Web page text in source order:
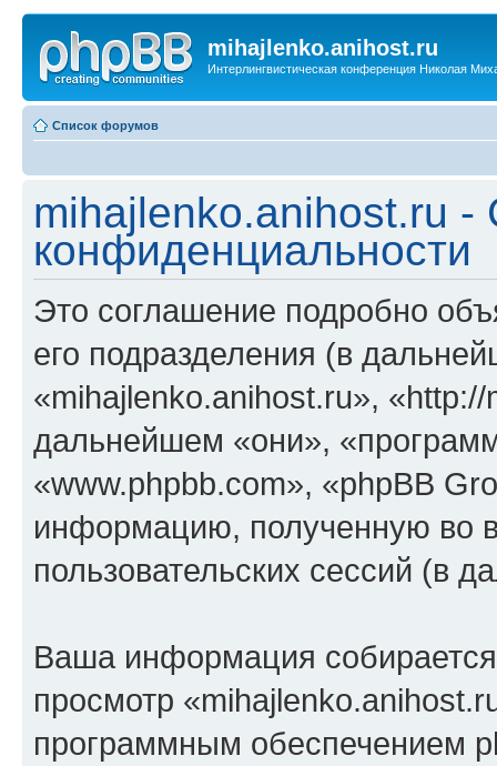
mihajlenko.anihost.ru
Интерлингвистическая конференция Николая
Список форумов
mihajlenko.anihost.ru -
конфиденциальности
Это соглашение подробно
его подразделения (в
«mihajlenko.anihost.ru»,
дальнейшем «они»,
«www.phpbb.com», «phpBB
информацию, полученную во
пользовательских сессий (в
Ваша информация
просмотр
программным обеспечением